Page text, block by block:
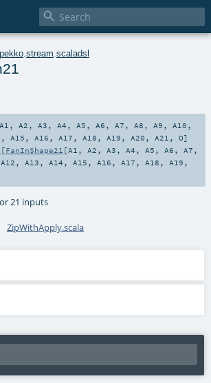

pekko stream scaladsl
A1 , A2 , A3 , A4 , A5 , A6 , A7 , A8 , A9 , A10 ,
, A15 , A16 , A17 , A18 , A19 , A20 , A21 , O]
[FanInShape21 [A1 , A2 , A3 , A4 , A5 , A6 , A7 ,
A12 , A13 , A14 , A15 , A16 , A17 , A18 , A19 ,
21 inputs
ZipWithApply.scala